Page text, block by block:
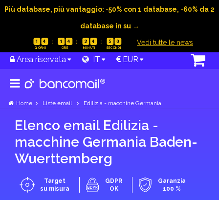
Più database, più vantaggio: -50% con 1 database, -60% da 2
database in su →
1 4 1 4 2 4 4 9 Vedi tutte le news
Area riservata IT EUR
Home Liste email Edilizia - macchine Germania
Elenco email Edilizia -
macchine Germania Baden-
Wuerttemberg
Target
su misura
GDPR
OK
Garanzia
100 %